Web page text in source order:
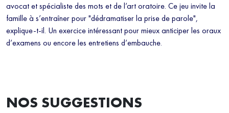
avocat et spécialiste des mots et de l’art oratoire. Ce jeu invite la
famille à s’entraîner pour "dédramatiser la prise de parole",
explique-t-il. Un exercice intéressant pour mieux anticiper les oraux
d’examens ou encore les entretiens d’embauche.
NOS SUGGESTIONS